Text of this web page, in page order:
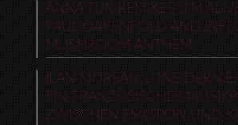
ANNA TUR REMIXES „I’M
PAUL OAKENFOLD AND
MUSHROOM ANTHEM
ILAN MOREAU: „UNE
EIN FRANZÖSISCHES
ZWISCHEN EMOTION UND